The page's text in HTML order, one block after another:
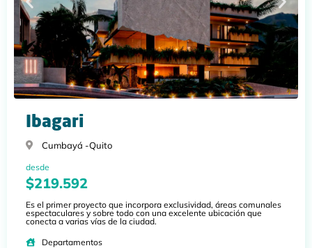
Ibagari
Cumbayá -Quito
desde
$219.592
Es el primer proyecto que incorpora exclusividad, áreas comunales
espectaculares y sobre todo con una excelente ubicación que
conecta a varias vías de la ciudad.
Departamentos